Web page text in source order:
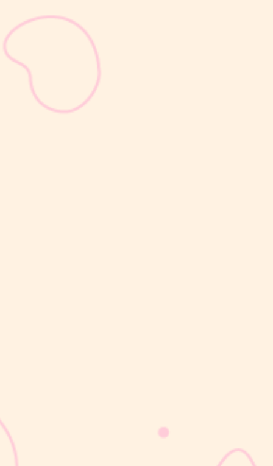
Masa nifas adalah periode pemulihan tubuh setelah melahirkan
yang dimulai sejak bayi lahir hingga organ reproduksi kembali
kulit bayi baru lahir sering kali membuat Mom & Dad khawatir.
Tidak jarang lapisan ini dianggap sebagai kotoran atau sisa cairan
persalinan yang harus segera dibersihkan, terutama jika jumlahnya